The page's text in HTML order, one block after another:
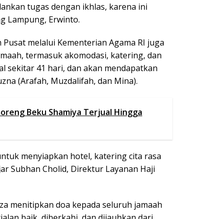
tugas dengan ikhlas, karena ini
Lampung, Erwinto.
melalui Kementerian Agama RI juga
termasuk akomodasi, katering, dan
sekitar 41 hari, dan akan mendapatkan
(Arafah, Muzdalifah, dan Mina).
Beku Shamiya Terjual Hingga
menyiapkan hotel, katering cita rasa
Subhan Cholid, Direktur Layanan Haji
menitipkan doa kepada seluruh jamaah